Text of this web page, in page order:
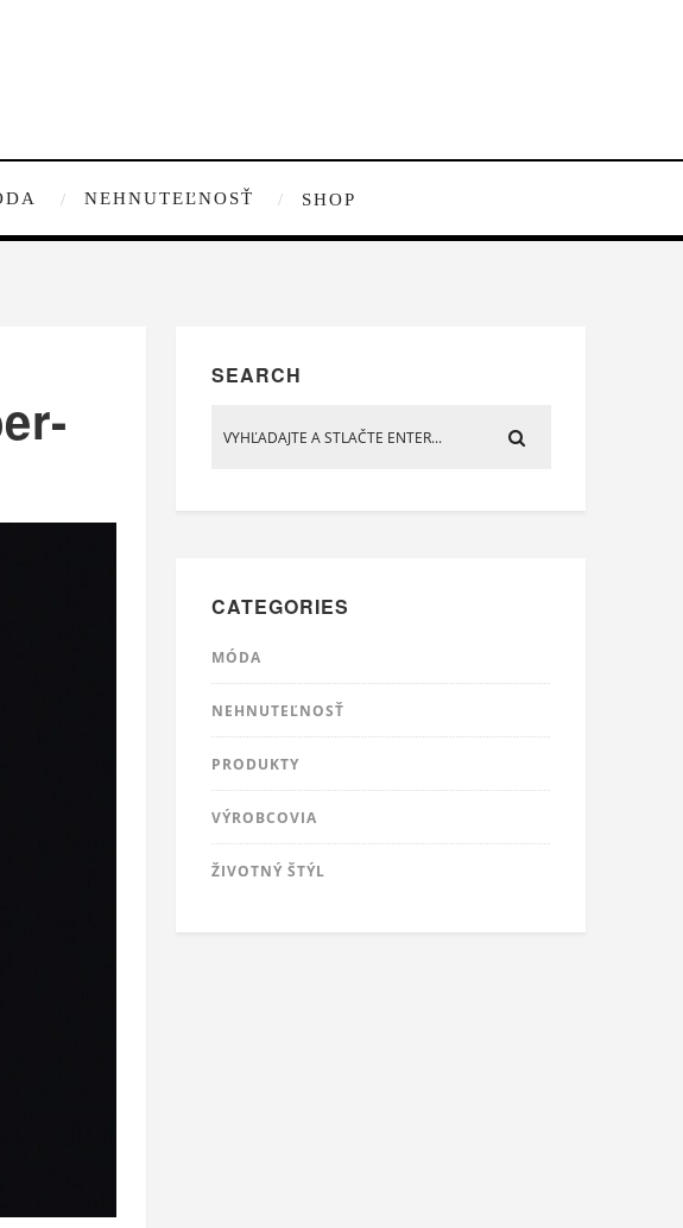
NEHNUTEĽNOSŤ SHOP
SEARCH
CATEGORIES
MÓDA
NEHNUTEĽNOSŤ
PRODUKTY
VÝROBCOVIA
ŽIVOTNÝ ŠTÝL